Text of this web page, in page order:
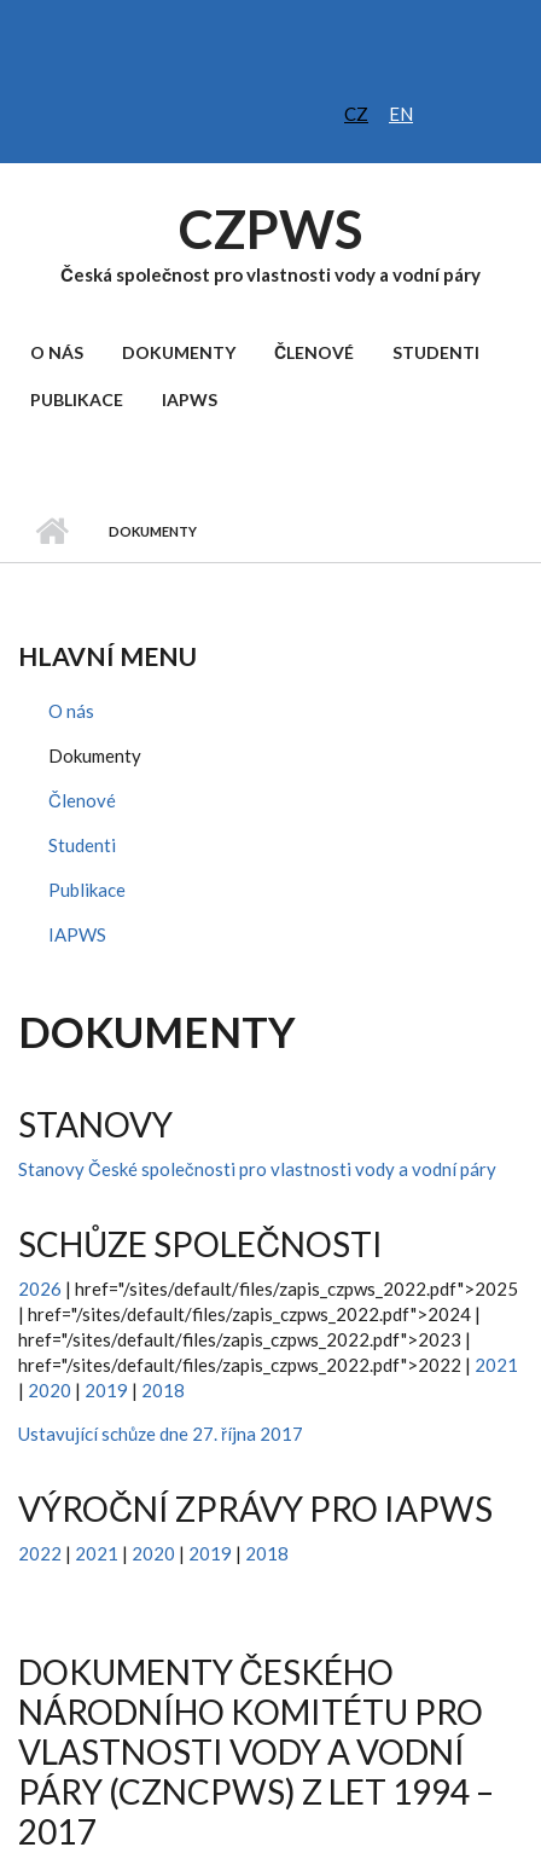
CZ EN
CZPWS
Česká společnost pro vlastnosti vody a vodní páry
O NÁS DOKUMENTY ČLENOVÉ STUDENTI
PUBLIKACE IAPWS
DOKUMENTY
HLAVNÍ MENU
O nás
Dokumenty
Členové
Studenti
Publikace
IAPWS
DOKUMENTY
STANOVY
Stanovy České společnosti pro vlastnosti vody a vodní páry
SCHŮZE SPOLEČNOSTI
2026 | href="/sites/default/files/zapis_czpws_2022.pdf">2025
| href="/sites/default/files/zapis_czpws_2022.pdf">2024 |
href="/sites/default/files/zapis_czpws_2022.pdf">2023 |
href="/sites/default/files/zapis_czpws_2022.pdf">2022 | 2021
| 2020 | 2019 | 2018
Ustavující schůze dne 27. října 2017
VÝROČNÍ ZPRÁVY PRO IAPWS
2022 | 2021 | 2020 | 2019 | 2018
DOKUMENTY ČESKÉHO
NÁRODNÍHO KOMITÉTU PRO
VLASTNOSTI VODY A VODNÍ
PÁRY (CZNCPWS) Z LET 1994 –
2017